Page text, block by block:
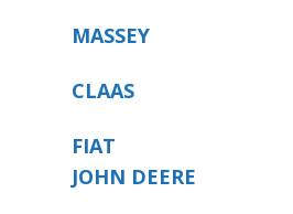
MASSEY
CLAAS
FIAT
JOHN DEERE